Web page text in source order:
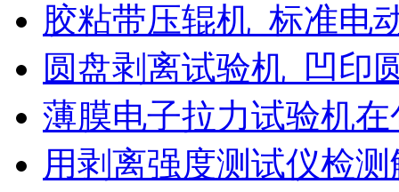
胶粘带压辊机_标准电
圆盘剥离试验机_凹印
薄膜电子拉力试验机
用剥离强度测试仪检